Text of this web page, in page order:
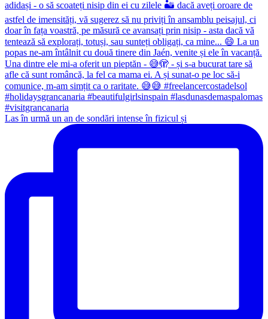
Las în urmă un an de sondări intense în fizicul și